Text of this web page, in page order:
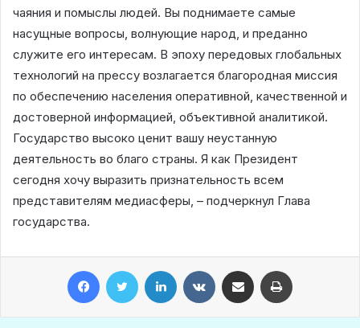
чаяния и помыслы людей. Вы поднимаете самые
насущные вопросы, волнующие народ, и преданно
служите его интересам. В эпоху передовых глобальных
технологий на прессу возлагается благородная миссия
по обеспечению населения оперативной, качественной и
достоверной информацией, объективной аналитикой.
Государство высоко ценит вашу неустанную
деятельность во благо страны. Я как Президент
сегодня хочу выразить признательность всем
представителям медиасферы, – подчеркнул Глава
государства.